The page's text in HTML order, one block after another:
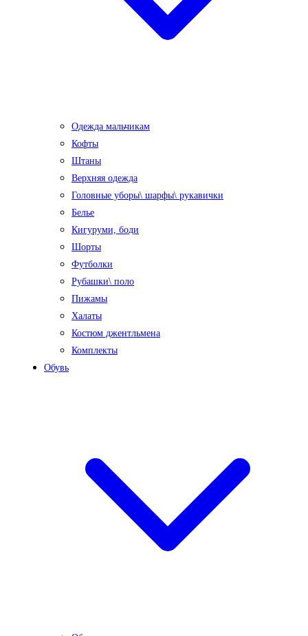
Одежда мальчикам
Кофты
Штаны
Верхняя одежда
Головные уборы\ шарфы\ рукавички
Белье
Кигуруми, боди
Шорты
Футболки
Рубашки\ поло
Пижамы
Халаты
Костюм джентльмена
Комплекты
Обувь